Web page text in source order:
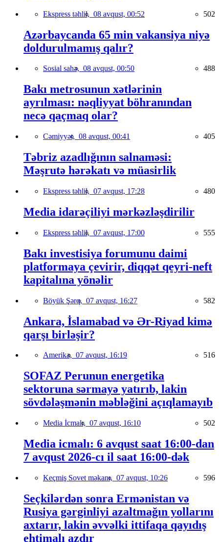
Ekspress təhlil, 08 avqust, 00:52 502
Azərbaycanda 65 min vakansiya niyə
doldurulmamış qalır?
Sosial sahə, 08 avqust, 00:50 488
Bakı metrosunun xətlərinin
ayrılması: nəqliyyat böhranından
necə qaçmaq olar?
Cəmiyyət, 08 avqust, 00:41 405
Təbriz azadlığının salnaməsi:
Məşrutə hərəkatı və müasirlik
Ekspress təhlil, 07 avqust, 17:28 480
Media idarəçiliyi mərkəzləşdirilir
Ekspress təhlil, 07 avqust, 17:00 555
Bakı investisiya forumunu daimi
platformaya çevirir, diqqət qeyri-neft
kapitalına yönəlir
Böyük Şərq, 07 avqust, 16:27 582
Ankara, İslamabad və Ər-Riyad kimə
qarşı birləşir?
Amerika, 07 avqust, 16:19 516
SOFAZ Perunun energetika
sektoruna sərmayə yatırıb, lakin
sövdələşmənin məbləğini açıqlamayıb
Media İcmalı, 07 avqust, 16:10 502
Media icmalı: 6 avqust saat 16:00-dan
7 avqust 2026-cı il saat 16:00-dək
Keçmiş Sovet məkanı, 07 avqust, 10:26 596
Seçkilərdən sonra Ermənistan və
Rusiya gərginliyi azaltmağın yollarını
axtarır, lakin əvvəlki ittifaqa qayıdış
ehtimalı azdır